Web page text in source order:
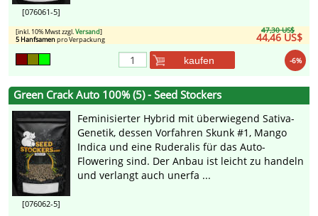
[076061-5]
47,30 US$
44,46 US$
[inkl. 10% Mwst zzgl.Versand]
5 Hanfsamenpro Verpackung
-6%
kaufen
Green Crack Auto 100% (5) - Seed Stockers
[076062-5]
Feminisierter Hybrid mit überwiegend Sativa-
Genetik, dessen Vorfahren Skunk #1, Mango
Indica und eine Ruderalis für das Auto-
Flowering sind. Der Anbau ist leicht zu handeln
und verlangt auch unerfa ...